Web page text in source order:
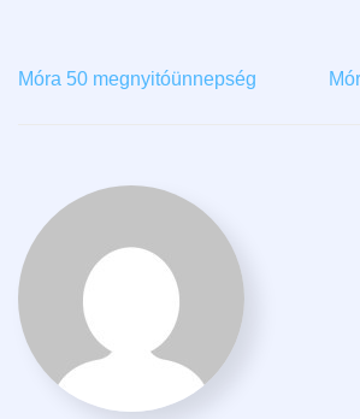
Móra 50 megnyitóünnepség